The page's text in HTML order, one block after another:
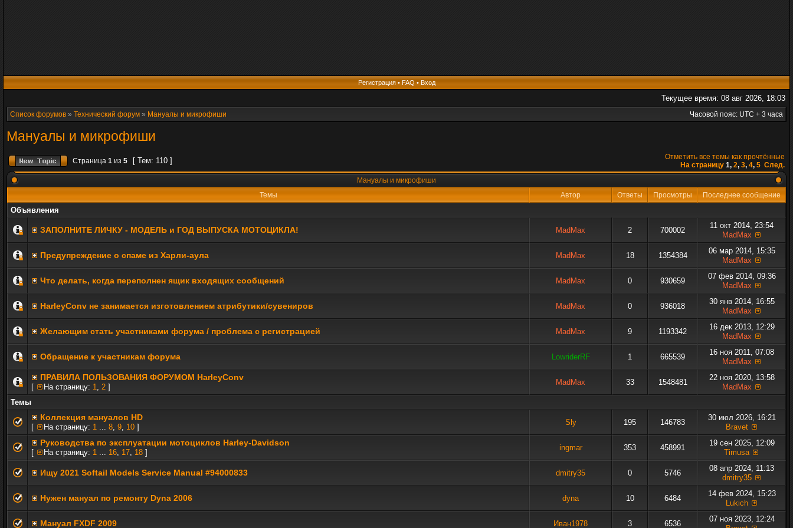
Регистрация• FAQ • Вход
Текущее время: 08 авг 2026, 18:03
Список форумов » Технический форум » Мануалы и микрофиши Часовой пояс: UTC + 3 часа
Мануалы и микрофиши
Страница 1 из 5 [ Тем: 110 ]
Отметить все темы как прочтённые
На страницу 1, 2, 3, 4, 5 След.
Мануалы и микрофиши
Темы
Автор Ответы Просмотры Последнее сообщение
Объявления
ЗАПОЛНИТE ЛИЧКУ - МОДЕЛЬ и ГОД ВЫПУСКА МОТОЦИКЛА! MadMax 2 700002
11 окт 2014, 23:54
MadMax
Предупреждение о спаме из Харли-аула MadMax 18 1354384
06 мар 2014, 15:35
MadMax
Что делать, когда переполнен ящик входящих сообщений MadMax 0 930659
07 фев 2014, 09:36
MadMax
HarleyConv не занимается изготовлением атрибутики/сувениров MadMax 0 936018
30 янв 2014, 16:55
MadMax
Желающим стать участниками форума / проблема с регистрацией MadMax 9 1193342
16 дек 2013, 12:29
MadMax
Обращение к участникам форума LowriderRF 1 665539
16 ноя 2011, 07:08
MadMax
ПРАВИЛА ПОЛЬЗОВАНИЯ ФОРУМОМ HarleyConv
[ На страницу: 1, 2 ]
MadMax 33 1548481
22 ноя 2020, 13:58
MadMax
Темы
Коллекция мануалов HD
[ На страницу: 1 ... 8, 9, 10 ]
Sly 195 146783
30 июл 2026, 16:21
Bravet
Руководства по эксплуатации мотоциклов Harley-Davidson
[ На страницу: 1 ... 16, 17, 18 ]
ingmar 353 458991
19 сен 2025, 12:09
Timusa
Ищу 2021 Softail Models Service Manual #94000833 dmitry35 0 5746
08 апр 2024, 11:13
dmitry35
Нужен мануал по ремонту Dyna 2006 dyna 10 6484
14 фев 2024, 15:23
Lukich
Мануал FXDF 2009 Иван1978 3 6536
07 ноя 2023, 12:24